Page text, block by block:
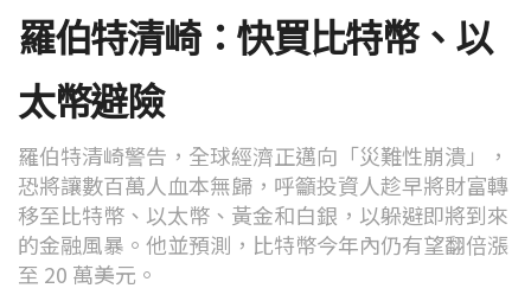
羅伯特清崎：快買比特幣、以
太幣避險
羅伯特清崎警告，全球經濟正邁向「災難性崩潰」，
恐將讓數百萬人血本無歸，呼籲投資人趁早將財富轉
移至比特幣、以太幣、黃金和白銀，以躲避即將到來
的金融風暴。他並預測，比特幣今年內仍有望翻倍漲
至 20 萬美元。